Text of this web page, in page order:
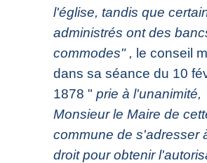
l'église, tandis que
administrés ont des
commodes" , le conseil
dans sa séance du 10
1878 "prie à l'unanimité,
Monsieur le Maire de
commune de s'adresser
droit pour obtenir